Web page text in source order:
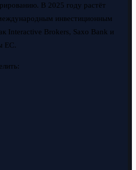
В 2025 году растёт
инвестиционным
Interactive Brokers, Saxo Bank и
ЕС.